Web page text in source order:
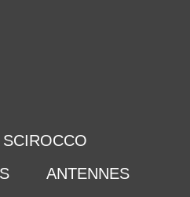
SCIROCCO
ANTENNES